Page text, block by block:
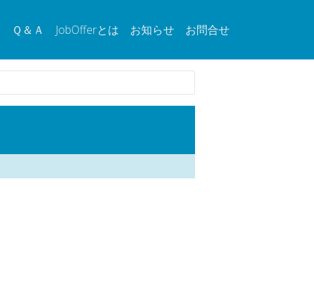
Ｑ＆Ａ JobOfferとは お知らせ お問合せ